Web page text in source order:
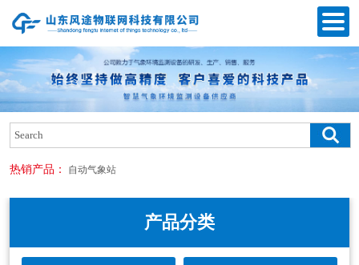
热销产品： 自动气象站
产品分类